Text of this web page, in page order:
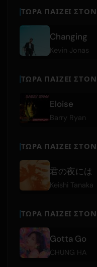
ΤΏΡΑ ΠΑΊΖΕΙ ΣΤΟΝ
Changing
Kevin Jonas
ΤΏΡΑ ΠΑΊΖΕΙ ΣΤΟΝ
Eloise
Barry Ryan
ΤΏΡΑ ΠΑΊΖΕΙ ΣΤΟΝ
君の夜には
Keishi Tanaka
ΤΏΡΑ ΠΑΊΖΕΙ ΣΤΟΝ
Gotta Go
CHUNG HA